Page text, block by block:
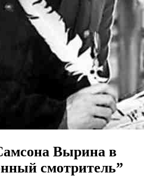
Вырина в
смотритель”